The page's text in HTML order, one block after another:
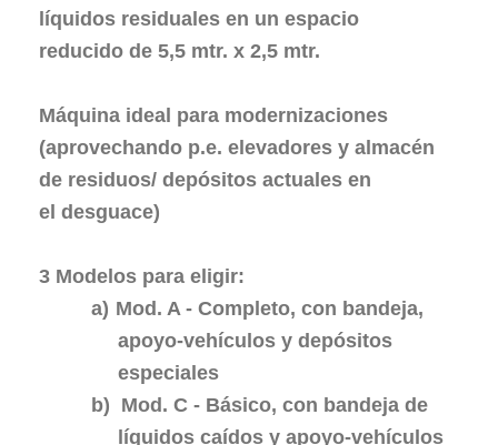
líquidos residuales en un espacio
reducido de 5,5 mtr. x 2,5 mtr.
Máquina ideal para modernizaciones
(aprovechando p.e. elevadores y almacén
de residuos/ depósitos actuales en
el desguace)
3 Modelos para eligir:
a) Mod. A - Completo, con bandeja,
apoyo-vehículos y depósitos
especiales
b) Mod. C - Básico, con bandeja de
líquidos caídos y apoyo-vehículos